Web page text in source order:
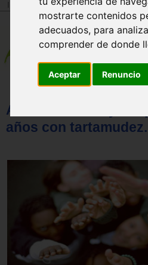
mostrarte contenidos
adecuados, para
comprender de donde
Aceptar Renuncio
Revista
Alternativa de ayuda
años con